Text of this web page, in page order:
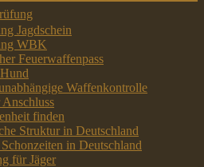
Jagdschein
WBK
Feuerwaffenpass
Waffenkontrolle
finden
Struktur in Deutschland
in Deutschland
für Jäger